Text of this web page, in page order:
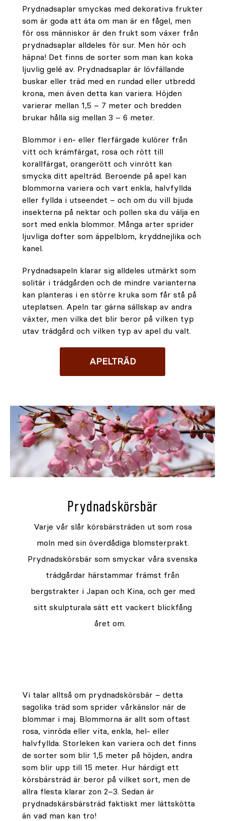
Prydnadsaplar smyckas med dekorativa frukter
som är goda att äta om man är en fågel, men
för oss människor är den frukt som växer från
prydnadsaplar alldeles för sur. Men hör och
häpna! Det finns de sorter som man kan koka
ljuvlig gelé av. Prydnadsaplar är lövfällande
buskar eller träd med en rundad eller utbredd
krona, men även detta kan variera. Höjden
varierar mellan 1,5 – 7 meter och bredden
brukar hålla sig mellan 3 – 6 meter.
Blommor i en- eller flerfärgade kulörer från
vitt och krämfärgat, rosa och rött till
korallfärgat, orangerött och vinrött kan
smycka ditt apelträd. Beroende på apel kan
blommorna variera och vart enkla, halvfyllda
eller fyllda i utseendet – och om du vill bjuda
insekterna på nektar och pollen ska du välja en
sort med enkla blommor. Många arter sprider
ljuvliga dofter som äppelblom, kryddnejlika och
kanel.
Prydnadsapeln klarar sig alldeles utmärkt som
solitär i trädgården och de mindre varianterna
kan planteras i en större kruka som får stå på
uteplatsen. Apeln tar gärna sällskap av andra
växter, men vilka det blir beror på vilken typ
utav trädgård och vilken typ av apel du valt.
APELTRÄD
Prydnadskörsbär
Varje vår slår körsbärsträden ut som rosa
moln med sin överdådiga blomsterprakt.
Prydnadskörsbär som smyckar våra svenska
trädgårdar härstammar främst från
bergstrakter i Japan och Kina, och ger med
sitt skulpturala sätt ett vackert blickfång
året om.
Vi talar alltså om prydnadskörsbär – detta
sagolika träd som sprider vårkänslor när de
blommar i maj. Blommorna är allt som oftast
rosa, vinröda eller vita, enkla, hel- eller
halvfyllda. Storleken kan variera och det finns
de sorter som blir 1,5 meter på höjden, andra
som blir upp till 15 meter. Hur härdigt ett
körsbärsträd är beror på vilket sort, men de
allra flesta klarar zon 2–3. Sedan är
prydnadskärsbärsträd faktiskt mer lättskötta
än vad man kan tro!